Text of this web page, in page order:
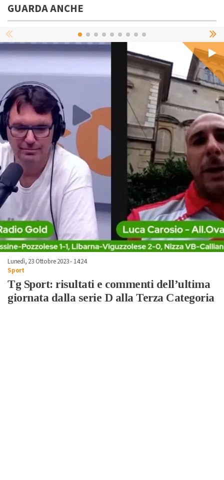
GUARDA ANCHE
Lunedì, 23 Ottobre 2023 - 14:24
Sport
Tg Sport: risultati e commenti dell’ultima
giornata dalla serie D alla Terza Categoria